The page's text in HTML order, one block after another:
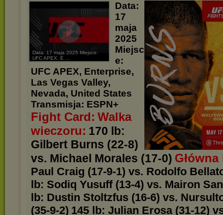
Data: 17 maja 2025 Miejsce:
UFC APEX, E ...
Data:
17
maja
2025
Miejsc
e:
UFC APEX, Enterprise,
Las Vegas Valley,
Nevada, United States
Transmisja: ESPN+
Fight Card: Walka
wieczoru: 170 lb:
Gilbert Burns (22-8)
vs. Michael Morales (17-0)
Paul Craig (17-9-1) vs. Rodolfo
lb: Sodiq Yusuff (13-4) vs. Mairon
lb: Dustin Stoltzfus (16-6) vs.
(35-9-2) 145 lb: Julian Erosa (31-12)